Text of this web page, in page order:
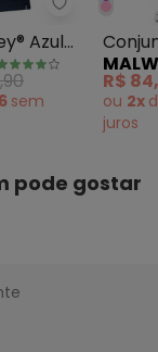
Malwee
Azul
sem
R$
ou 2x
juros
pode gostar